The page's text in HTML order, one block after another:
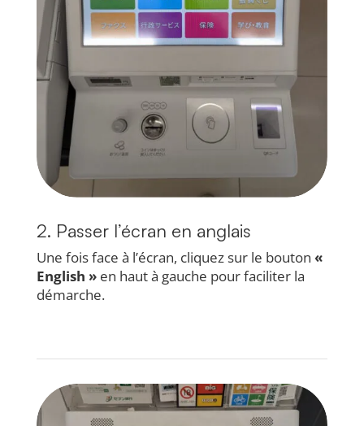
2. Passer l’écran en anglais
Une fois face à l’écran, cliquez sur le bouton «
English »en haut à gauche pour faciliter la
démarche.